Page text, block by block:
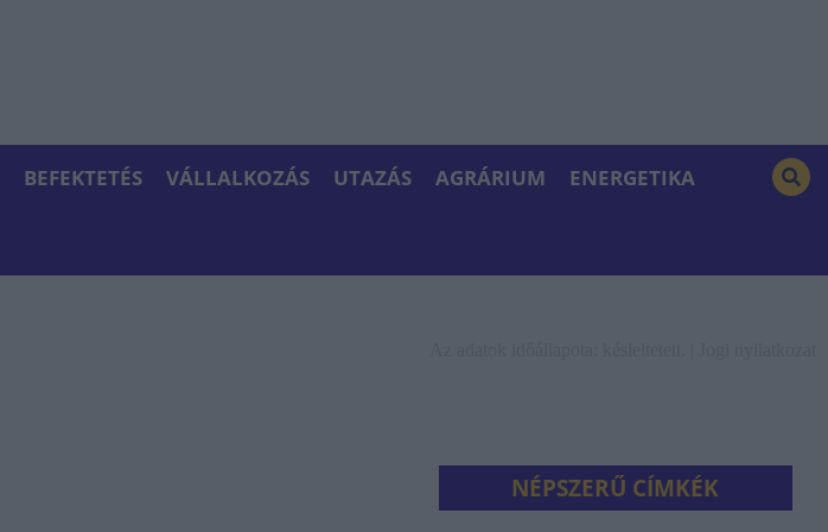
BEFEKTETÉS VÁLLALKOZÁS UTAZÁS AGRÁRIUM ENERGETIKA
NÉPSZERŰ CÍMKÉK